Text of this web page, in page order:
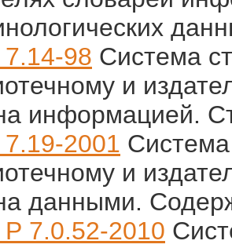
98 Система
и
информацией.
2001
и
данными.
7.0.52-2010